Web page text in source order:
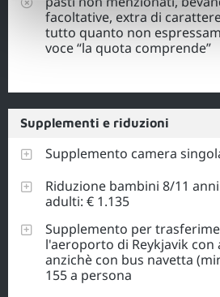
facoltative, extra di
tutto quanto non
voce “la quota comprende”
Supplementi e riduzioni
Supplemento camera
Riduzione bambini 8/11
adulti: € 1.135
Supplemento per
l'aeroporto di Reykjavik con
anzichè con bus navetta
155 a persona